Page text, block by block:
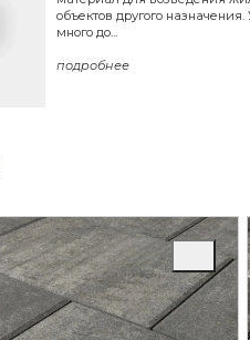
объектов другого назначения.
много до...
подробнее